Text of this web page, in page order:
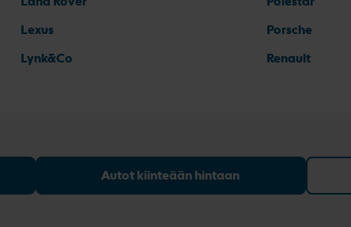
Lexus
Lynk&Co
Porsche
Renault
Autot kiinteään hintaan